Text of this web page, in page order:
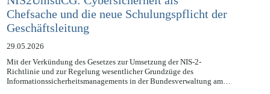
Chefsache und die neue Schulungspflicht der
Geschäftsleitung
29.05.2026
Mit der Verkündung des Gesetzes zur Umsetzung der NIS-2-
Richtlinie und zur Regelung wesentlicher Grundzüge des
Informationssicherheitsmanagements in der Bundesverwaltung am…